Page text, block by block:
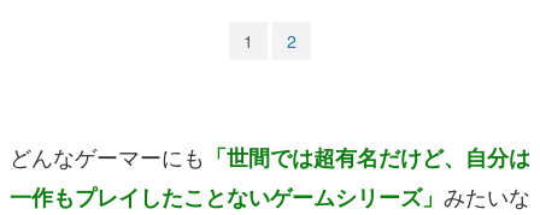
1 2
どんなゲーマーにも 「世間では超有名だけど、自分は
一作もプレイしたことないゲームシリーズ」 みたいな